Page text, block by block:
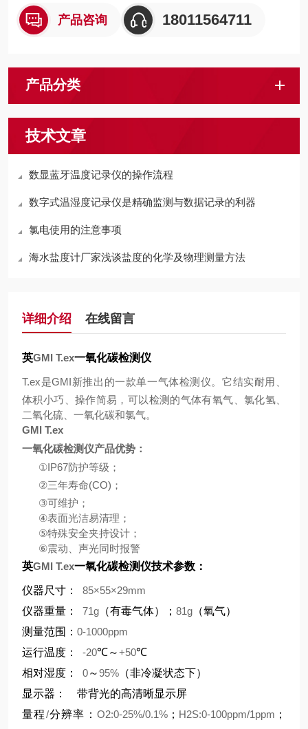
产品咨询 18011564711
产品分类
技术文章
数显蓝牙温度记录仪的操作流程
数字式温湿度记录仪是精确监测与数据记录的利器
氯电使用的注意事项
海水盐度计厂家浅谈盐度的化学及物理测量方法
详细介绍 在线留言
英GMI T.ex一氧化碳检测仪
T.ex是GMI新推出的一款单一气体检测仪。它结实耐用、
体积小巧、操作简易，可以检测的气体有氧气、氯化氢、
二氧化硫、一氧化碳和氯气。
GMI T.ex
一氧化碳检测仪产品优势：
①IP67防护等级；
②三年寿命(CO) ；
③可维护；
④表面光洁易清理；
⑤特殊安全夹持设计；
⑥震动、声光同时报警
英GMI T.ex一氧化碳检测仪技术参数：
仪器尺寸：
85×55×29mm
仪器重量：
71g （有毒气体）； 81g （氧气）
测量范围： 0-1000ppm
运行温度：
-20℃～+50℃
相对湿度：
0～95% （非冷凝状态下）
显示器：
带背光的高清晰显示屏
量程/分辨率：O2:0-25%/0.1% ； H2S:0-100ppm/1ppm ；